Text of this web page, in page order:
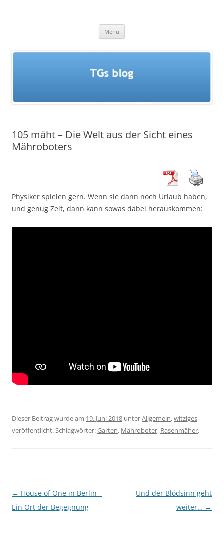
Menü
105 mäht – Die Welt aus der Sicht eines
Mähroboters
Physiker spielen gern. Wenn sie dann noch Urlaub haben,
und genug Zeit, dann kann sowas dabei herauskommen:
Dieser Beitrag wurde am 19. Juni 2018 unterAllgemein,witziges
veröffentlicht. Schlagwörter:Garten, Mähroboter, Rasenmäher.
Beitragsnavigation
← House of One in Berlin –
Ein Ort der Begegnung
Und der Blödsinn geht
weiter… →